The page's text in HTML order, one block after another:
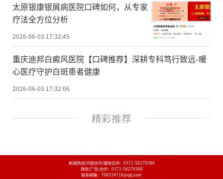
太原银康银屑病医院口碑如何，从专家
疗法全方位分析
2026-06-03 17:32:45
重庆迪邦白癜风医院【口碑推荐】深耕专科笃行致远-暖
心医疗守护白斑患者健康
2026-06-03 17:32:06
精彩推荐
新闻热线/内容合作/媒体支持： 0371-56279388
商务(广告)合作： 0371-56279366
联系邮箱：798334716@qq.com